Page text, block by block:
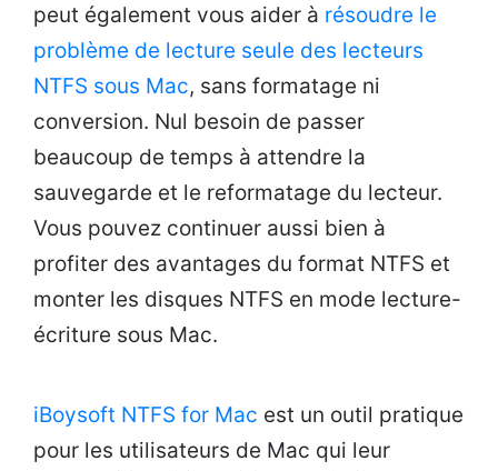
peut également vous aider à résoudre le
problème de lecture seule des lecteurs
NTFS sous Mac, sans formatage ni
conversion. Nul besoin de passer
beaucoup de temps à attendre la
sauvegarde et le reformatage du lecteur.
Vous pouvez continuer aussi bien à
profiter des avantages du format NTFS et
monter les disques NTFS en mode lecture-
écriture sous Mac.
iBoysoft NTFS for Mac est un outil pratique
pour les utilisateurs de Mac qui leur